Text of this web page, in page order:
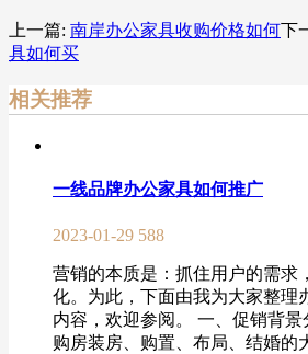
上一篇: 南岸办公家具收购价格如何下
具如何买
相关推荐
一线品牌办公家具如何推广
2023-01-29 588
营销的本质是：抓住用户的需求
化。为此，下面由我为大家整理
内容，欢迎参阅。 一、促销背
购房装房、购置、布局、结婚的